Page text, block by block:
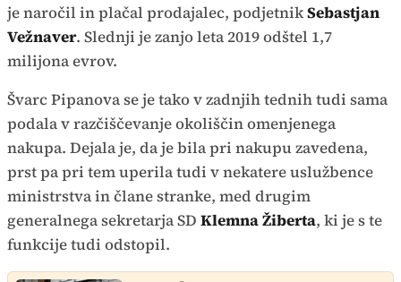
je naročil in plačal prodajalec, podjetnikSebastjan
Vežnaver. Slednji je zanjo leta 2019 odštel 1,7
milijona evrov.
Švarc Pipanova se je tako v zadnjih tednih tudi sama
podala v razčiščevanje okoliščin omenjenega
nakupa. Dejala je, da je bila pri nakupu zavedena,
prst pa pri tem uperila tudi v nekatere uslužbence
ministrstva in člane stranke, med drugim
generalnega sekretarja SD Klemna Žiberta, ki je s te
funkcije tudi odstopil.